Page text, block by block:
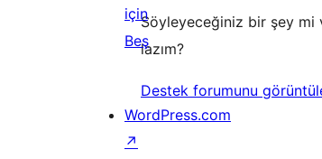
Söyleyeceğiniz bir şey mi
lazım?
Destek forumunu
için
Beş
WordPress.com
↗